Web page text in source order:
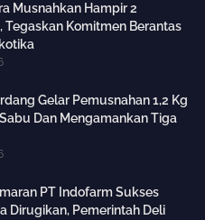
Musnahkan Hampir 2
Tegaskan Komitmen Berantas
Gelar Pemusnahan 1,2 Kg
Dan Mengamankan Tiga
PT Indofarm Sukses
Dirugikan, Pemerintah Deli